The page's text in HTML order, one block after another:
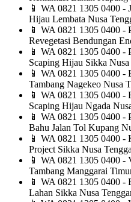
📱 WA 0821 1305 0400 -
Hijau Lembata Nusa
📱 WA 0821 1305 0400 -
Revegetasi Bendungan
📱 WA 0821 1305 0400 -
Scaping Hijau Sikka
📱 WA 0821 1305 0400 -
Tambang Nagekeo Nusa
📱 WA 0821 1305 0400 -
Scaping Hijau Ngada
📱 WA 0821 1305 0400 -
Bahu Jalan Tol Kupang
📱 WA 0821 1305 0400 -
Project Sikka Nusa
📱 WA 0821 1305 0400 -
Tambang Manggarai
📱 WA 0821 1305 0400 -
Lahan Sikka Nusa